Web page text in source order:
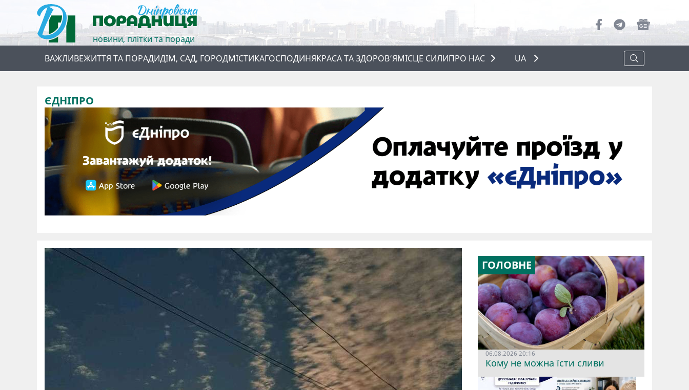
новини, плітки та поради
ВАЖЛИВЕЖИТТЯ ТА ПОРАДИДІМ, САД, ГОРОДМІСТИКАГОСПОДИНЯКРАСА ТА ЗДОРОВ’ЯМІСЦЕ СИЛИПРО НАС
ПРО НАС
UA
ЄДНІПРО
ГОЛОВНЕ
06.08.2026 20:16
Кому не можна їсти сливи